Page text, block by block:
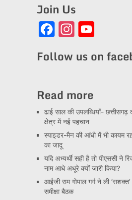
Join Us
Facebook
Follow us on
Read more
ढाई साल की उपलब्धियाँ-
क्षेत्र में नई पहचान
स्पाइडर-मैन की आंधी में भी कायम रहा
का जादू
यदि अभ्यर्थी सही है तो पीएससी ने
नाम आधे अधूरे क्यों जारी किया?
आईजी राम गोपाल गर्ग ने ली
समीक्षा बैठक